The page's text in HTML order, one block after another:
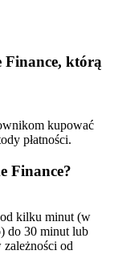
Finance, którą
kupować
płatności.
Finance?
kilku minut (w
do 30 minut lub
od